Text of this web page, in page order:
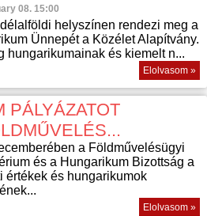
08. 15:00
helyszínen rendezi meg a
Ünnepét a Közélet Alapítvány.
hungarikumainak és kiemelt n...
Elolvasom »
PÁLYÁZATOT
a Földművelésügyi
és a Hungarikum Bizottság a
értékek és hungarikumok
Elolvasom »